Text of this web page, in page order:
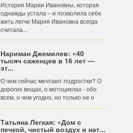
История Марии Ивановны, которая
однажды устала – и позволила себе
жить легче Мария Ивановна всегда
считала...
Нариман Джемилев: «40
тысяч саженцев в 16 лет —
эт...
О чем сейчас мечтают подростки? О
дорогих вещах, о мотоциклах - обо
всем, о чем угодно, но только не о
Татьяна Легкая: «Дом с
печкой, чистый воздух и нат...